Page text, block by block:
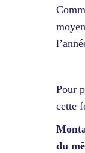
Pour
cette
du